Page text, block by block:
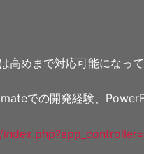
高めまで対応可能になって
での開発経験、